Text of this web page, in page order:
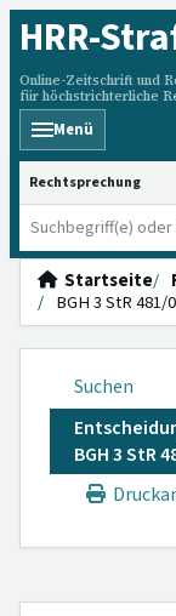
HRR-
Online-Zeitschrift und
für höchstrichterliche
Menü
HRRS durchsuchen
Startseite
BGH 3 StR
Suchen
BGH 3 StR